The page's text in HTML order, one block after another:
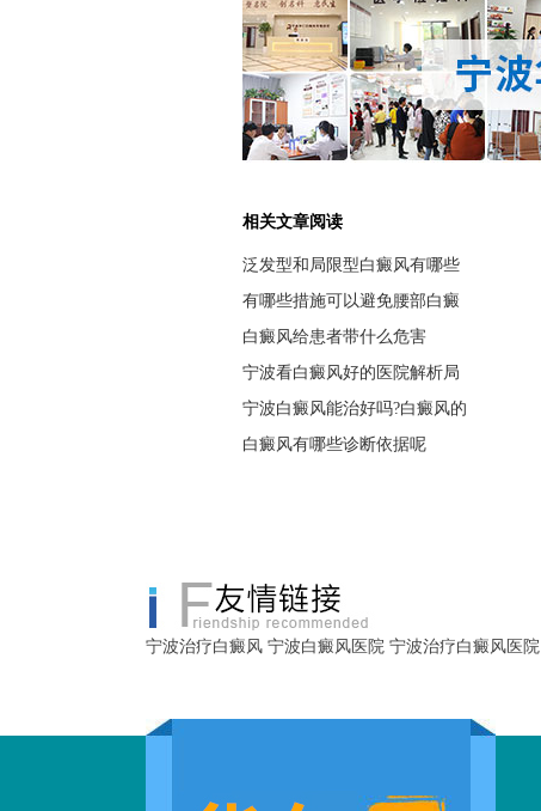
相关文章阅读
泛发型和局限型白癜风有哪些
有哪些措施可以避免腰部白癜
白癜风给患者带什么危害
宁波看白癜风好的医院解析局
宁波白癜风能治好吗?白癜风的
白癜风有哪些诊断依据呢
宁波治疗白癜风 宁波白癜风医院 宁波治疗白癜风医院